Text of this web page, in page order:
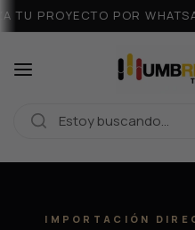
POR WHATSAPP ◆
IMPORTACIÓN